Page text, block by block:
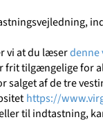
vi at du læserdenne
frit tilgængelige for
salget af de tre
https://
til indtastning,